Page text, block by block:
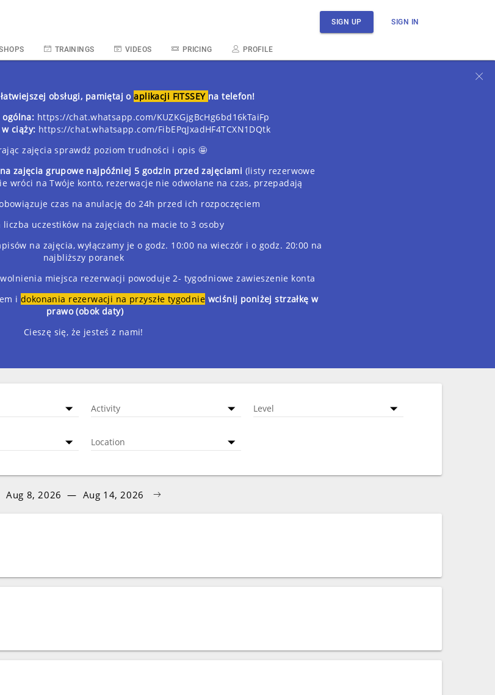
SIGN UP SIGN IN
TRAININGS VIDEOS PRICING PROFILE
obsługi, pamiętaj oaplikacji FITSSEY na telefon!
ogólna: https://chat.whatsapp.com/KUZKGjgBcHg6bd16kTaiFp
ciąży: https://chat.whatsapp.com/FibEPqJxadHF4TCXN1DQtk
zajęcia sprawdź poziom trudności i opis 🤩
zajęcia grupowe najpóźniej 5 godzin przed zajęciami (listy rezerwowe
wróci na Twóje konto, rezerwacje nie odwołane na czas, przepadają
obowiązuje czas na anulację do 24h przed ich rozpoczęciem
liczba uczestików na zajęciach na macie to 3 osoby
na zajęcia, wyłączamy je o godz. 10:00 na wieczór i o godz. 20:00 na
najbliższy poranek
miejsca rezerwacji powoduje 2- tygodniowe zawieszenie konta
i dokonania rezerwacji na przyszłe tygodnie wciśnij poniżej strzałkę w
prawo (obok daty)
Cieszę się, że jesteś z nami!
Activity Level
Location
Aug 8, 2026 — Aug 14, 2026